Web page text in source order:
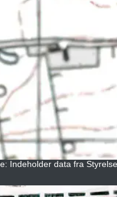
Indeholder data fra